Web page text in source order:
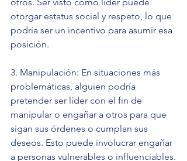
otorgar estatus social y respeto, lo que
podría ser un incentivo para asumir esa
posición.
3. Manipulación: En situaciones más
problemáticas, alguien podría
pretender ser líder con el fin de
manipular o engañar a otros para que
sigan sus órdenes o cumplan sus
deseos. Esto puede involucrar engañar
a personas vulnerables o influenciables.